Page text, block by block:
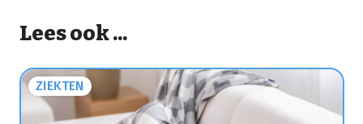
Lees ook ...
ZIEKTEN